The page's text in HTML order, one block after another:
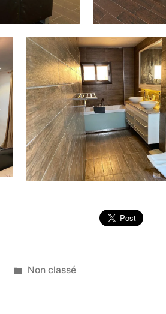
Publié
Non classé